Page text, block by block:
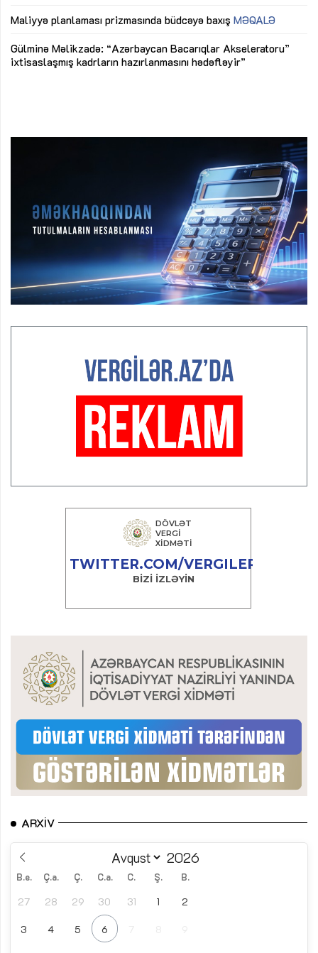
Maliyyə planlaması prizmasında büdcəyə baxış MƏQALƏ
Gülminə Məlikzadə: “Azərbaycan Bacarıqlar Akseleratoru”
ixtisaslaşmış kadrların hazırlanmasını hədəfləyir”
ARXIV
B.e. Ç.a. Ç. C.a. C. Ş. B.
27 28 29 30 31 1 2
3 4 5 6